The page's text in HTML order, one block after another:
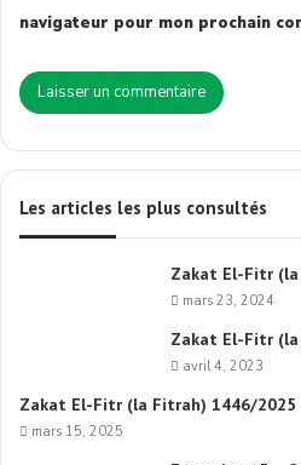
navigateur pour mon prochain
Les articles les plus consultés
Zakat El-Fitr
mars 23, 2024
Zakat El-Fitr
avril 4, 2023
Zakat El-Fitr (la Fitrah) 1446/2025
mars 15, 2025